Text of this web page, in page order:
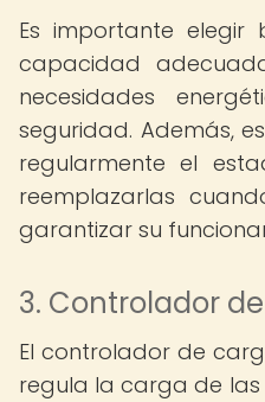
Es importante
capacidad
necesidades
seguridad. Además,
regularmente el
reemplazarlas
garantizar su
3. Controlador
El controlador de
regula la carga de